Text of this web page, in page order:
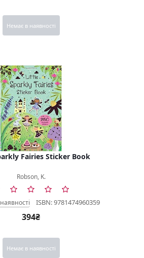
Немає в наявності
Fairies Sticker Book
Robson, K.
ISBN: 9781474960359
394₴
Немає в наявності